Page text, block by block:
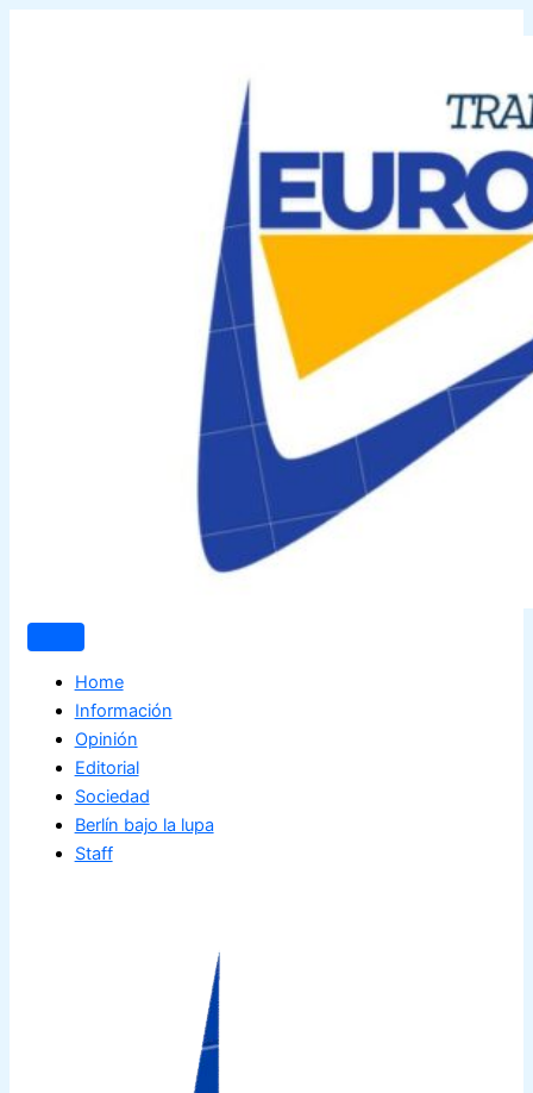
Home
Información
Opinión
Editorial
Sociedad
Berlín bajo la lupa
Staff